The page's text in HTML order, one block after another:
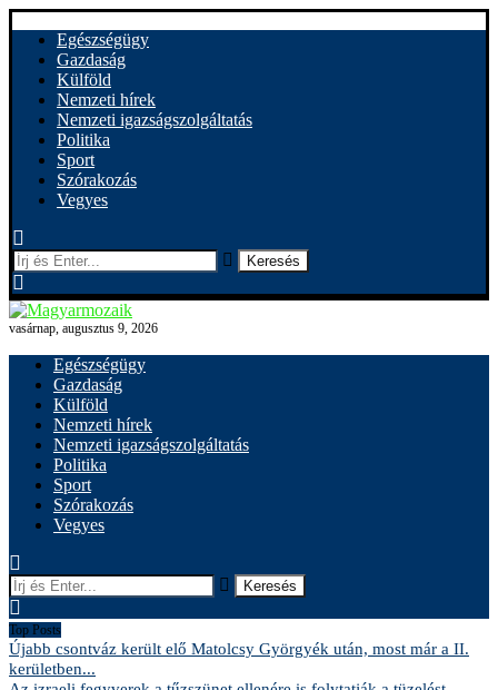
Egészségügy
Gazdaság
Külföld
Nemzeti hírek
Nemzeti igazságszolgáltatás
Politika
Sport
Szórakozás
Vegyes
Keresés
vasárnap, augusztus 9, 2026
Egészségügy
Gazdaság
Külföld
Nemzeti hírek
Nemzeti igazságszolgáltatás
Politika
Sport
Szórakozás
Vegyes
Keresés
Top Posts
Újabb csontváz került elő Matolcsy Györgyék után, most már a II.
kerületben...